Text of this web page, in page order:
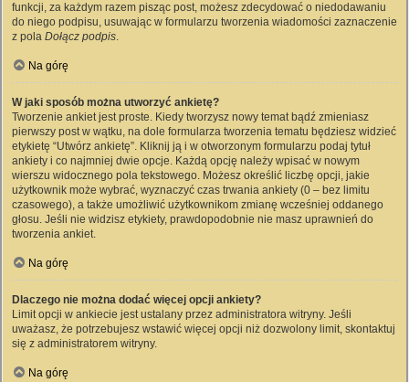
funkcji, za każdym razem pisząc post, możesz zdecydować o niedodawaniu
do niego podpisu, usuwając w formularzu tworzenia wiadomości zaznaczenie
z pola Dołącz podpis.
Na górę
W jaki sposób można utworzyć ankietę?
Tworzenie ankiet jest proste. Kiedy tworzysz nowy temat bądź zmieniasz
pierwszy post w wątku, na dole formularza tworzenia tematu będziesz widzieć
etykietę “Utwórz ankietę”. Kliknij ją i w otworzonym formularzu podaj tytuł
ankiety i co najmniej dwie opcje. Każdą opcję należy wpisać w nowym
wierszu widocznego pola tekstowego. Możesz określić liczbę opcji, jakie
użytkownik może wybrać, wyznaczyć czas trwania ankiety (0 – bez limitu
czasowego), a także umożliwić użytkownikom zmianę wcześniej oddanego
głosu. Jeśli nie widzisz etykiety, prawdopodobnie nie masz uprawnień do
tworzenia ankiet.
Na górę
Dlaczego nie można dodać więcej opcji ankiety?
Limit opcji w ankiecie jest ustalany przez administratora witryny. Jeśli
uważasz, że potrzebujesz wstawić więcej opcji niż dozwolony limit, skontaktuj
się z administratorem witryny.
Na górę